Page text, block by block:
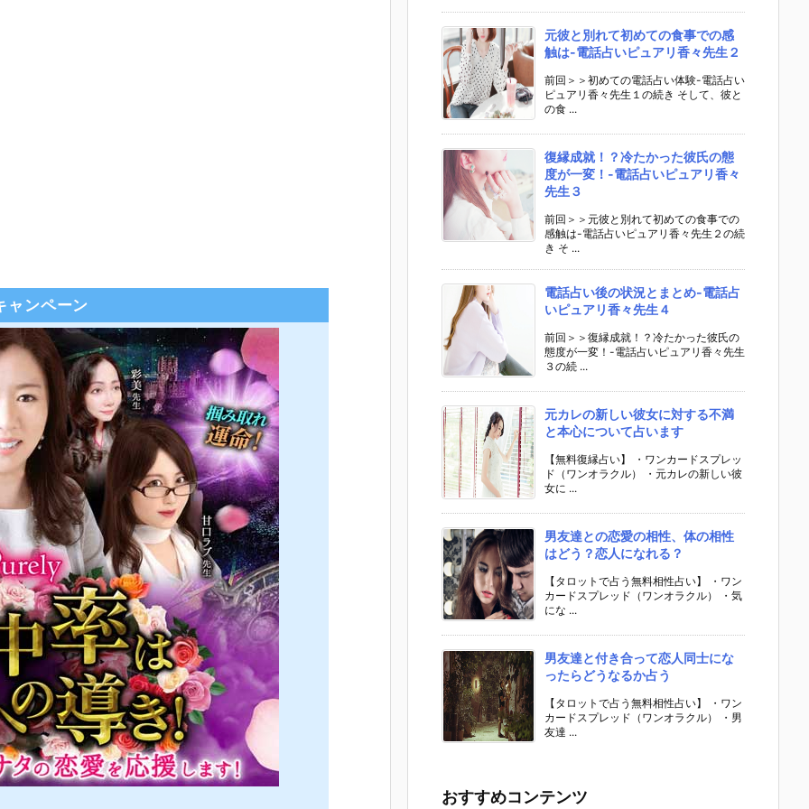
ャンペーン
元彼と別れて初めての食事での感
触は-電話占いピュアリ香々先生２
前回＞＞初めての電話占い体験-電話占い
ピュアリ香々先生１の続き そして、彼と
の食 ...
復縁成就！？冷たかった彼氏の態
度が一変！-電話占いピュアリ香々
先生３
前回＞＞元彼と別れて初めての食事での
感触は-電話占いピュアリ香々先生２の続
き そ ...
電話占い後の状況とまとめ-電話占
いピュアリ香々先生４
前回＞＞復縁成就！？冷たかった彼氏の
態度が一変！-電話占いピュアリ香々先生
３の続 ...
元カレの新しい彼女に対する不満
と本心について占います
【無料復縁占い】 ・ワンカードスプレッ
ド（ワンオラクル） ・元カレの新しい彼
女に ...
男友達との恋愛の相性、体の相性
はどう？恋人になれる？
【タロットで占う無料相性占い】 ・ワン
カードスプレッド（ワンオラクル） ・気
にな ...
男友達と付き合って恋人同士にな
ったらどうなるか占う
【タロットで占う無料相性占い】 ・ワン
カードスプレッド（ワンオラクル） ・男
友達 ...
おすすめコンテンツ